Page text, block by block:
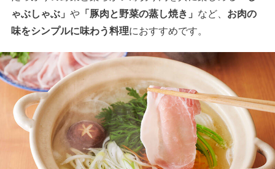
ゃぶしゃぶ」 や「豚肉と野菜の蒸し焼き」 など、 お肉の
味をシンプルに味わう料理におすすめです。